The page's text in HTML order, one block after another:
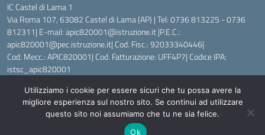
IC Castel di Lama 1
Via Roma 107, 63082 Castel di Lama (AP) | Tel: 0736 813225 - 0736
812311| E-mail: apic820001@istruzione.it |P.E.C.:
apic820001@pec.istruzione.it| Cod. Fisc.: 92033340446|
Cod. Mecc.: APIC820001| Cod. Fatturazione: UFF4P7| Codice IPA:
istsc_apic820001
Idea e progetto di Designers Italia
Utilizziamo i cookie per essere sicuri che tu possa avere la
migliore esperienza sul nostro sito. Se continui ad utilizzare
questo sito noi assumiamo che tu ne sia felice.
Ok